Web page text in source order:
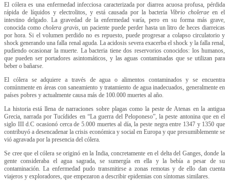
El cólera es una enfermedad infecciosa caracterizada por diarrea acuosa profusa, pérdida
rápida de líquidos y electrolitos, y está causada por la bacteria Vibrio cholerae en el
intestino delgado. La gravedad de la enfermedad varía, pero en su forma más grave,
conocida como cholera gravis, un paciente puede perder hasta un litro de heces diarreicas
por hora. Si el volumen perdido no es repuesto, puede progresar a colapso circulatorio y
shock generando una falla renal aguda. La acidosis severa exacerba el shock y la falla renal,
pudiendo ocasionar la muerte. La bacteria tiene dos reservorios conocidos: los humanos,
que pueden ser portadores asintomáticos, y las aguas contaminadas que se utilizan para
beber o bañarse.
El cólera se adquiere a través de agua o alimentos contaminados y se encuentra
comúnmente en áreas con saneamiento y tratamiento de agua inadecuados, generalmente en
países pobres y actualmente causa más de 100.000 muertes al año.
La historia está llena de narraciones sobre plagas como la peste de Atenas en la antigua
Grecia, narrada por Tucídides en “La guerra del Peloponeso”, la peste antonina que en el
siglo III d.C ocasionó cerca de 5.000 muertes al día, la peste negra entre 1347 y 1350 que
contribuyó a desencadenar la crisis económica y social en Europa y que presumiblemente se
vió agravada por la presencia del cólera.
Se cree que el cólera se originó en la India, concretamente en el delta del Ganges, donde la
gente consideraba el agua sagrada, se sumergía en ella y la bebía a pesar de su
contaminación. La enfermedad pudo transmitirse a zonas remotas y de ello dan cuenta
viajeros y exploradores, que empezaron a describir epidemias con síntomas similares.